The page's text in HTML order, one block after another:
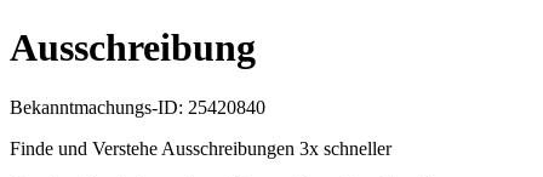
Ausschreibung
Bekanntmachungs-ID: 25420840
Finde und Verstehe Ausschreibungen 3x schneller